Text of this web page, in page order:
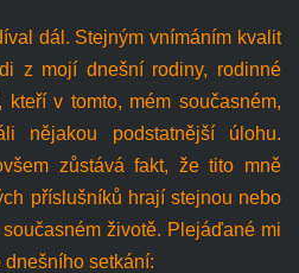
dál. Stejným vnímáním kvalit
z mojí dnešní rodiny, rodinné
v tomto, mém současném,
nějakou podstatnější úlohu.
zůstává fakt, že tito mně
příslušníků hrají stejnou nebo
životě. Plejáďané mi
setkání: